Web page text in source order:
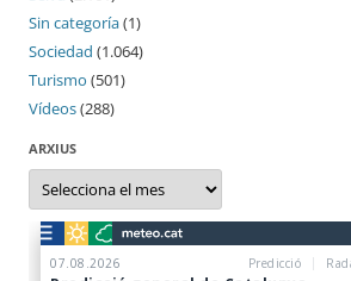
Sin categoría(1)
Sociedad (1.064)
Turismo (501)
Vídeos(288)
ARXIUS
Arxius